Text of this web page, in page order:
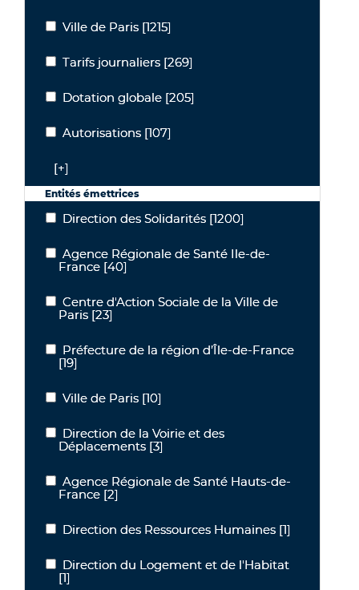
Ville de Paris
Ville de Paris [1215]
Tarifs journaliers
Tarifs journaliers [269]
Dotation globale
Dotation globale [205]
Autorisations
Autorisations [107]
[+]
Entités émettrices
Direction des Solidarités
Direction des Solidarités [1200]
Agence Régionale de Santé Ile-de-France
Agence Régionale de Santé Ile-de-
France [40]
Centre d'Action Sociale de la Ville de Paris
Centre d'Action Sociale de la Ville de
Paris [23]
Préfecture de la région d’Île-de-France
Préfecture de la région d’Île-de-France
[19]
Ville de Paris
Ville de Paris [10]
Direction de la Voirie et des Déplacements
Direction de la Voirie et des
Déplacements [3]
Agence Régionale de Santé Hauts-de-France
Agence Régionale de Santé Hauts-de-
France [2]
Direction des Ressources Humaines
Direction des Ressources Humaines [1]
Direction du Logement et de l'Habitat
Direction du Logement et de l'Habitat
[1]